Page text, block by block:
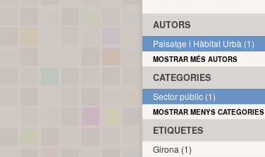
AUTORS
Paisatge i Hàbitat Urbà (1)
MOSTRAR MÉS AUTORS
CATEGORIES
Sector públic (1)
MOSTRAR MENYS CATEGORIES
ETIQUETES
Girona (1)